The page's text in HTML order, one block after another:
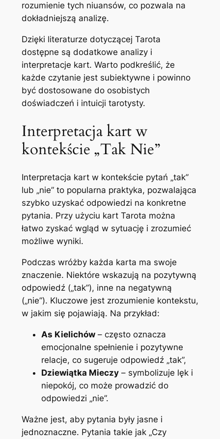
rozumienie tych niuansów, co pozwala na
dokładniejszą analizę.
Dzięki literaturze dotyczącej Tarota
dostępne są dodatkowe analizy i
interpretacje kart. Warto podkreślić, że
każde czytanie jest subiektywne i powinno
być dostosowane do osobistych
doświadczeń i intuicji tarotysty.
Interpretacja kart w
kontekście „Tak Nie”
Interpretacja kart w kontekście pytań „tak”
lub „nie” to popularna praktyka, pozwalająca
szybko uzyskać odpowiedzi na konkretne
pytania. Przy użyciu kart Tarota można
łatwo zyskać wgląd w sytuację i zrozumieć
możliwe wyniki.
Podczas wróżby każda karta ma swoje
znaczenie. Niektóre wskazują na pozytywną
odpowiedź („tak”), inne na negatywną
(„nie”). Kluczowe jest zrozumienie kontekstu,
w jakim się pojawiają. Na przykład:
As Kielichów– często oznacza
emocjonalne spełnienie i pozytywne
relacje, co sugeruje odpowiedź „tak”,
Dziewiątka Mieczy– symbolizuje lęk i
niepokój, co może prowadzić do
odpowiedzi „nie”.
Ważne jest, aby pytania były jasne i
jednoznaczne. Pytania takie jak „Czy